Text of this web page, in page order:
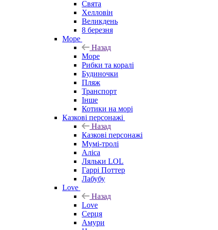
Свята
Хелловін
Великдень
8 березня
Море
Назад
Море
Рибки та коралі
Будиночки
Пляж
Транспорт
Інше
Котики на морі
Казкові персонажі
Назад
Казкові персонажі
Мумі-тролі
Аліса
Ляльки LOL
Гаррі Поттер
Лабубу
Love
Назад
Love
Серця
Амури